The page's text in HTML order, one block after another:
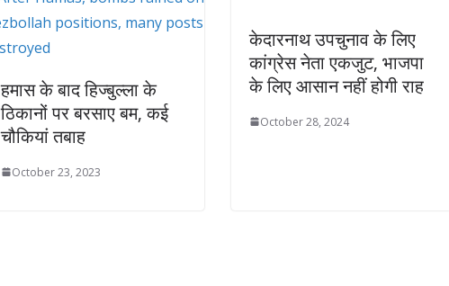
हमास के बाद हिज्बुल्ला के
ठिकानों पर बरसाए बम, कई
चौकियां तबाह
October 23, 2023
केदारनाथ उपचुनाव के लिए
कांग्रेस नेता एकजुट, भाजपा
के लिए आसान नहीं होगी राह
October 28, 2024